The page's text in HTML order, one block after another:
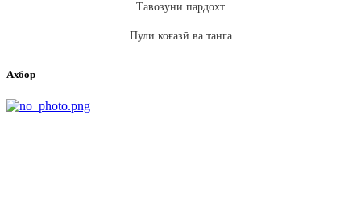
Тавозуни пардохт
Пули коғазӣ ва танга
Ахбор